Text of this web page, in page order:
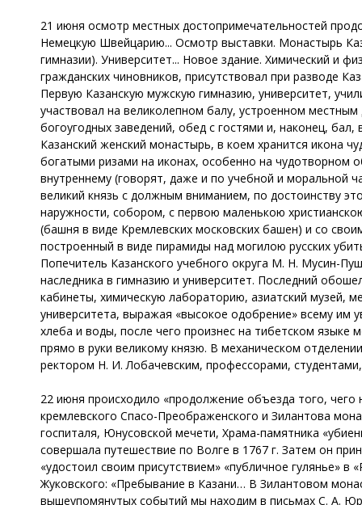
21 июня осмотр местных достопримечательностей
Немецкую Швейцарию... Осмотр выставки. Монастырь
гимназии). Университет... Новое здание. Химический и
гражданских чиновников, присутствовал при разводе
Первую Казанскую мужскую гимназию, университет,
участвовал на великолепном балу, устроенном
богоугодных заведений, обед с гостями и, наконец,
Казанский женский монастырь, в коем хранится икона
богатыми ризами на иконах, особенно на чудотворном
внутреннему (говорят, даже и по учебной и моральной
великий князь с должным вниманием, по достоинству
наружности, собором, с первою маленькою
(башня в виде Кремлевских московских башен) и со
построенный в виде пирамиды над могилою русских
Попечитель Казанского учебного округа М. Н. Мусин-
наследника в гимназию и университет. Последний
кабинеты, химическую лабораторию, азиатский музей,
университета, выражая «высокое одобрение» всему им
хлеба и воды, после чего произнес на тибетском языке
прямо в руки великому князю. В механическом
ректором Н. И. Лобачевским, профессорами,
22 июня происходило «продолжение объезда того, чего
кремлевского Спасо-Преображенского и Зилантова
госпиталя, Юнусовской мечети, Храма-памятника
совершала путешествие по Волге в 1767 г. Затем он
«удостоил своим присутствием» «публичное гулянье»
Жуковского: «Пребывание в Казани… В Зилантовом
вышеупомянутых событий мы находим в письмах С. А.